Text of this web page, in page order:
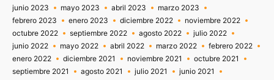
junio 2023
mayo 2023 abril 2023
marzo 2023
febrero 2023
enero 2023 diciembre 2022
noviembre 2022
octubre 2022
septiembre 2022 agosto 2022
julio 2022
junio 2022
mayo 2022 abril 2022 marzo 2022
febrero 2022
enero 2022
diciembre 2021 noviembre 2021
octubre 2021
septiembre 2021
agosto 2021 julio 2021
junio 2021